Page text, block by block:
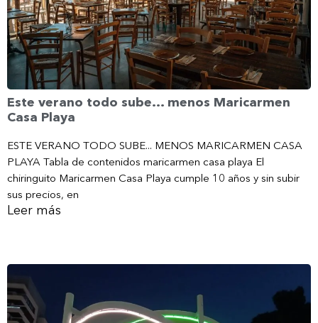
Este verano todo sube… menos Maricarmen
Casa Playa
ESTE VERANO TODO SUBE... MENOS MARICARMEN CASA
PLAYA Tabla de contenidos maricarmen casa playa El
chiringuito Maricarmen Casa Playa cumple 10 años y sin subir
sus precios, en
Leer más